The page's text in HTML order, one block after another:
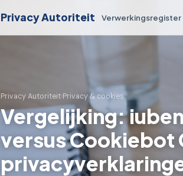
Privacy Autoriteit Verwerkingsregister
Privacy Autoriteit›Privacy & cookies
Vergelijking:
versus Cookiebot